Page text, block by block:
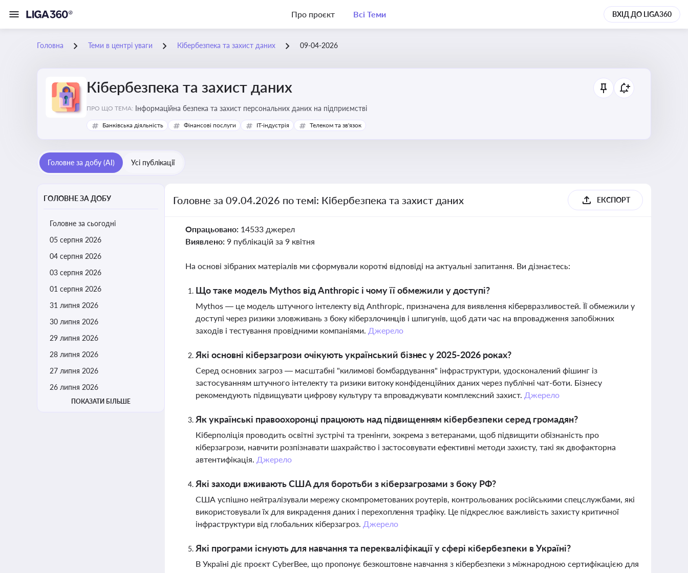
Про проєкт Всі Теми ВХІД ДО LIGA360
Головна Теми в центрі уваги Кібербезпека та захист даних 09-04-2026
Кібербезпека та захист даних
ПРО ЩО ТЕМА: Інформаційна безпека та захист персональних даних на підприємстві
Банківська діяльність Фінансові послуги IT-індустрія Телеком та зв'язок
Головне за добу (AI) Усі публікації
ГОЛОВНЕ ЗА ДОБУ
Головне за сьогодні
05 серпня 2026
04 серпня 2026
03 серпня 2026
01 серпня 2026
31 липня 2026
30 липня 2026
29 липня 2026
28 липня 2026
27 липня 2026
26 липня 2026
ПОКАЗАТИ БІЛЬШЕ
Головне за 09.04.2026 по темі: Кібербезпека та захист даних ЕКСПОРТ
Опрацьовано: 14533 джерел
Виявлено: 9 публікацій за 9 квітня
На основі зібраних матеріалів ми сформували короткі відповіді на актуальні запитання. Ви дізнаєтесь:
Що таке модель Mythos від Anthropic і чому її обмежили у доступі?
Mythos — це модель штучного інтелекту від Anthropic, призначена для виявлення кібервразливостей. Її обмежили у
доступі через ризики зловживань з боку кіберзлочинців і шпигунів, щоб дати час на впровадження запобіжних
заходів і тестування провідними компаніями. Джерело
Які основні кіберзагрози очікують український бізнес у 2025-2026 роках?
Серед основних загроз — масштабні "килимові бомбардування" інфраструктури, удосконалений фішинг із
застосуванням штучного інтелекту та ризики витоку конфіденційних даних через публічні чат-боти. Бізнесу
рекомендують підвищувати цифрову культуру та впроваджувати комплексний захист. Джерело
Як українські правоохоронці працюють над підвищенням кібербезпеки серед громадян?
Кіберполіція проводить освітні зустрічі та тренінги, зокрема з ветеранами, щоб підвищити обізнаність про
кіберзагрози, навчити розпізнавати шахрайство і застосовувати ефективні методи захисту, такі як двофакторна
автентифікація. Джерело
Які заходи вживають США для боротьби з кіберзагрозами з боку РФ?
США успішно нейтралізували мережу скомпрометованих роутерів, контрольованих російськими спецслужбами, які
використовували їх для викрадення даних і перехоплення трафіку. Це підкреслює важливість захисту критичної
інфраструктури від глобальних кіберзагроз. Джерело
Які програми існують для навчання та перекваліфікації у сфері кібербезпеки в Україні?
В Україні діє проєкт CyberBee, що пропонує безкоштовне навчання з кібербезпеки з міжнародною сертифікацією для